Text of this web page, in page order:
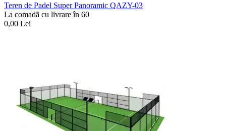
Teren de Padel Super Panoramic QAZY-03
La comadã cu livrare în 60
0,00 Lei